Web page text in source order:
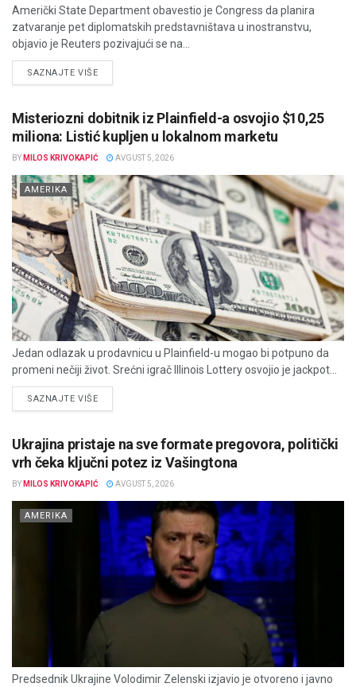
Američki State Department obavestio je Congress da planira
zatvaranje pet diplomatskih predstavništava u inostranstvu,
objavio je Reuters pozivajući se na...
SAZNAJTE VIŠEDETAILS
Misteriozni dobitnik iz Plainfield-a osvojio $10,25
miliona: Listić kupljen u lokalnom marketu
BY MILOS KRIVOKAPIĆ AVGUST 5, 2026
AMERIKA
Jedan odlazak u prodavnicu u Plainfield-u mogao bi potpuno da
promeni nečiji život. Srećni igrač Illinois Lottery osvojio je jackpot...
SAZNAJTE VIŠEDETAILS
Ukrajina pristaje na sve formate pregovora, politički
vrh čeka ključni potez iz Vašingtona
BY MILOS KRIVOKAPIĆ AVGUST 5, 2026
AMERIKA
Predsednik Ukrajine Volodimir Zelenski izjavio je otvoreno i javno